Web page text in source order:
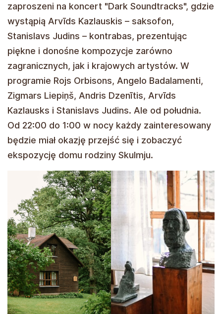
zaproszeni na koncert "Dark Soundtracks", gdzie
wystąpią Arvīds Kazlauskis – saksofon,
Stanislavs Judins – kontrabas, prezentując
piękne i donośne kompozycje zarówno
zagranicznych, jak i krajowych artystów. W
programie Rojs Orbisons, Angelo Badalamenti,
Zigmars Liepiņš, Andris Dzenītis, Arvīds
Kazlausks i Stanislavs Judins. Ale od południa.
Od 22:00 do 1:00 w nocy każdy zainteresowany
będzie miał okazję przejść się i zobaczyć
ekspozycję domu rodziny Skulmju.